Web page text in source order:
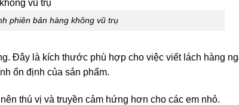
phiên bản hàng không vũ trụ
Đây là kích thước phù hợp cho việc viết lách hàng
ổn định của sản phẩm.
thú vị và truyền cảm hứng hơn cho các em nhỏ.